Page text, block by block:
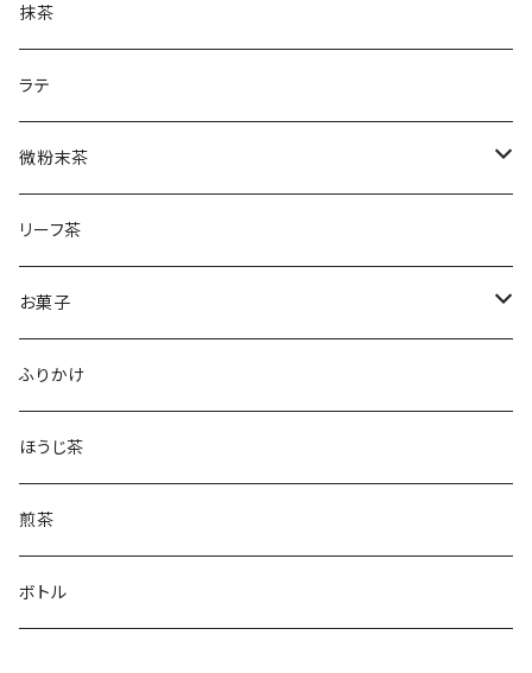
土山一晩ほうじティーバッグ
フィナンシェ
土山一晩ほうじ
微粉末ほうじ茶
微粉末和紅茶
新茶
刈下茶
水出しかぶせ茶
抹茶
ラテ
微粉末茶
かぶせ茶
ほうじ茶
和紅茶
リーフ茶
お菓子
フィナンシェ
ふりかけ
ほうじ茶
煎茶
ボトル